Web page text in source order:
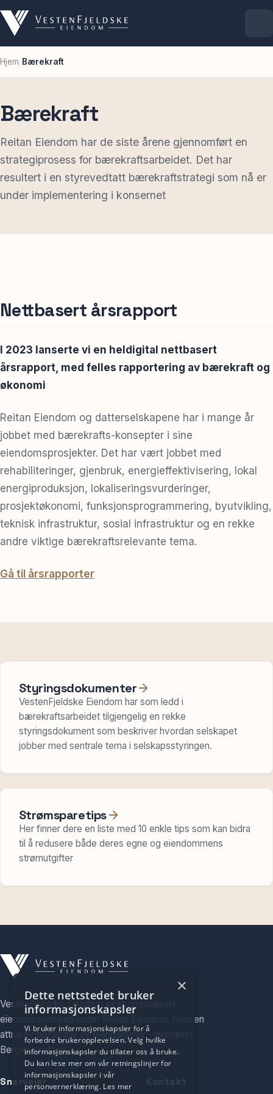
Eiendommer
Ledige lokaler
For leietakere
Spør oss
Hjem/Bærekraft
Bærekraft
Reitan Eiendom har de siste årene gjennomført en
strategiprosess for bærekraftsarbeidet. Det har
resultert i en styrevedtatt bærekraftstrategi som nå er
under implementering i konsernet
Nettbasert årsrapport
I 2023 lanserte vi en heldigital nettbasert
årsrapport, med felles rapportering av bærekraft og
økonomi
Reitan Eiendom og datterselskapene har i mange år
jobbet med bærekrafts-konsepter i sine
eiendomsprosjekter. Det har vært jobbet med
rehabiliteringer, gjenbruk, energieffektivisering, lokal
energiproduksjon, lokaliseringsvurderinger,
prosjektøkonomi, funksjonsprogrammering, byutvikling,
teknisk infrastruktur, sosial infrastruktur og en rekke
andre viktige bærekraftsrelevante tema.
Gå til årsrapporter
Styringsdokumenter
VestenFjeldske Eiendom har som ledd i
bærekraftsarbeidet tilgjengelig en rekke
styringsdokument som beskriver hvordan selskapet
jobber med sentrale tema i selskapsstyringen.
Strømsparetips
Her finner dere en liste med 10 enkle tips som kan bidra
til å redusere både deres egne og eiendommens
strømutgifter
VestenFjeldske Eiendom er et spesialisert
eiendomsselskap under Reitan Eiendom, med en
attraktiv portefølje av eiendommer – primært i
Bergen sentrum.
Snarveier
×
Dette nettstedet bruker
informasjonskapsler
Vi bruker informasjonskapsler for å
forbedre brukeropplevelsen. Velg hvilke
informasjonskapsler du tillater oss å bruke.
Du kan lese mer om vår retningslinjer for
informasjonskapsler i vår
personvernerklæring. Les mer